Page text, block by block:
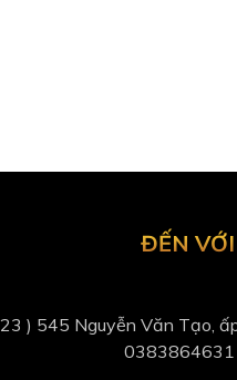
ĐẾN
) 545 Nguyễn Văn Tạo,